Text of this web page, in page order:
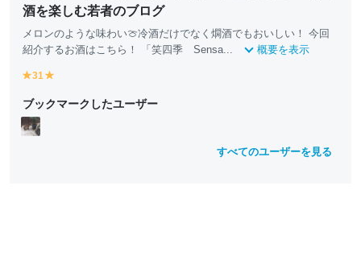
酒を楽しむ若者のブログ
メロンのような味わい🍈冷酒だけでなく燗酒でもおいしい！ 今回
紹介するお酒はこちら！ 「笑四季 Sensa...
概要を表示
y
ll
o
w
31
ll
ブックマークしたユーザー
すべてのユーザーを見る